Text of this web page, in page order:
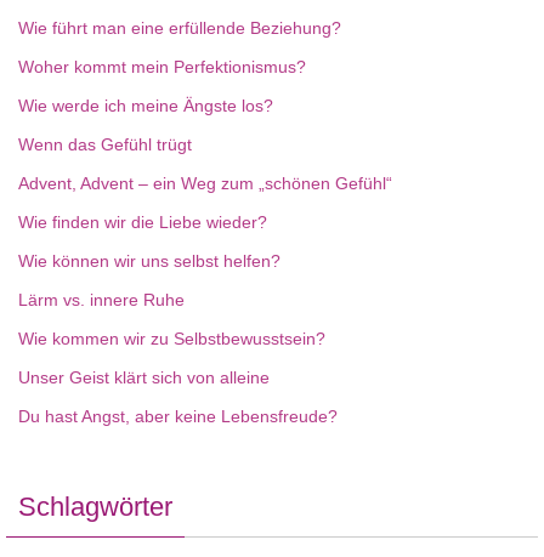
Wie führt man eine erfüllende Beziehung?
Woher kommt mein Perfektionismus?
Wie werde ich meine Ängste los?
Wenn das Gefühl trügt
Advent, Advent – ein Weg zum „schönen Gefühl“
Wie finden wir die Liebe wieder?
Wie können wir uns selbst helfen?
Lärm vs. innere Ruhe
Wie kommen wir zu Selbstbewusstsein?
Unser Geist klärt sich von alleine
Du hast Angst, aber keine Lebensfreude?
Schlagwörter